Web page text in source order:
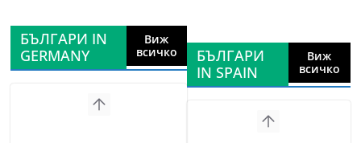
БЪЛГАРИ IN
GERMANY
Виж
всичко
БЪЛГАРИ
IN SPAIN
Виж
всичко